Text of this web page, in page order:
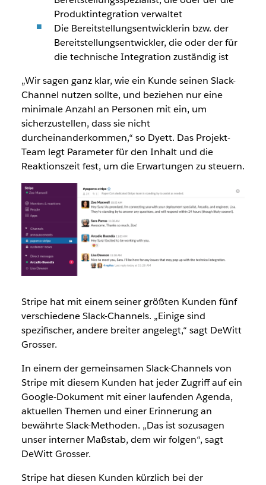
Produktintegration verwaltet
Die Bereitstellungsentwicklerin bzw. der
Bereitstellungsentwickler, die oder der für
die technische Integration zuständig ist
„Wir sagen ganz klar, wie ein Kunde seinen Slack-
Channel nutzen sollte, und beziehen nur eine
minimale Anzahl an Personen mit ein, um
sicherzustellen, dass sie nicht
durcheinanderkommen,“ so Dyett. Das Projekt-
Team legt Parameter für den Inhalt und die
Reaktionszeit fest, um die Erwartungen zu steuern.
Stripe hat mit einem seiner größten Kunden fünf
verschiedene Slack-Channels. „Einige sind
spezifischer, andere breiter angelegt,“ sagt DeWitt
Grosser.
In einem der gemeinsamen Slack-Channels von
Stripe mit diesem Kunden hat jeder Zugriff auf ein
Google-Dokument mit einer laufenden Agenda,
aktuellen Themen und einer Erinnerung an
bewährte Slack-Methoden. „Das ist sozusagen
unser interner Maßstab, dem wir folgen“, sagt
DeWitt Grosser.
Stripe hat diesen Kunden kürzlich bei der